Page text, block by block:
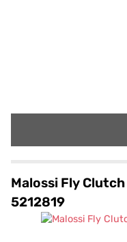
Malossi Fly
5212819